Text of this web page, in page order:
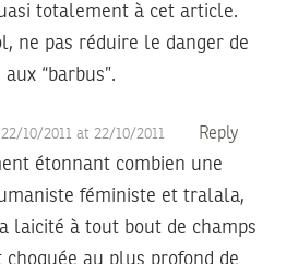
totalement à cet article.
ne pas réduire le danger de
“barbus”.
10/2011 at 22/10/2011 Reply
étonnant combien une
féministe et tralala,
laicité à tout bout de champs
au plus profond de